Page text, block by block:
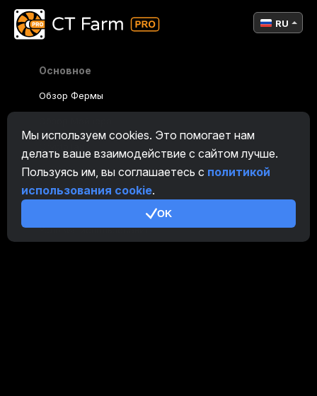
Мы используем cookies. Это помогает нам
делать ваше взаимодействие с сайтом лучше.
Пользуясь им, вы соглашаетесь с политикой
использования cookie.
OK
Основное
Обзор Фермы
Партнерская Программа
Условия использования
RU